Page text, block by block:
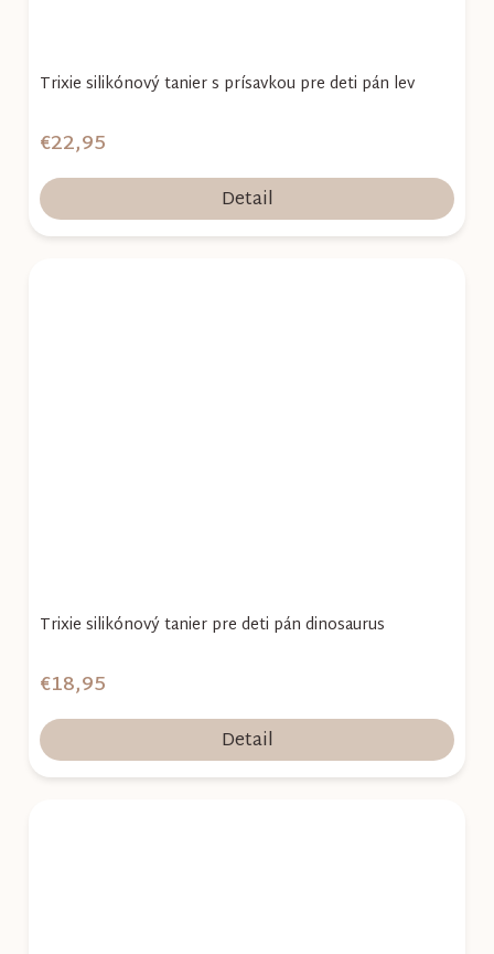
Trixie silikónový tanier s prísavkou pre deti pán lev
€22,95
Detail
Trixie silikónový tanier pre deti pán dinosaurus
€18,95
Detail